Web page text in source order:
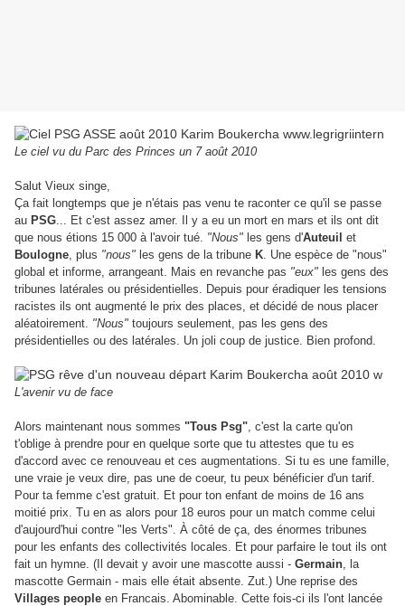
Le ciel vu du Parc des Princes un 7 août 2010
Salut Vieux singe,
Ça fait longtemps que je n'étais pas venu te raconter ce qu'il se passe
au PSG... Et c'est assez amer.
Il y a eu un mort en mars et ils ont dit
que nous étions 15 000 à l'avoir tué. "Nous" les gens d'Auteuil et
Boulogne, plus "nous" les gens de la tribune K. Une espèce de "nous"
global et informe, arrangeant. Mais en revanche pas "eux" les gens des
tribunes latérales ou présidentielles. Depuis pour éradiquer les tensions
racistes ils ont augmenté le prix des places, et décidé de nous placer
aléatoirement. "Nous" toujours seulement, pas les gens des
présidentielles ou des latérales. Un joli coup de justice. Bien profond.
L'avenir vu de face
Alors maintenant nous sommes "Tous Psg", c'est la carte qu'on
t'oblige à prendre pour en quelque sorte que tu attestes que tu es
d'accord avec ce renouveau et ces augmentations. Si tu es une famille,
une vraie je veux dire, pas une de coeur, tu peux bénéficier d'un tarif.
Pour ta femme c'est gratuit. Et pour ton enfant de moins de 16 ans
moitié prix. Tu en as alors pour 18 euros pour un match comme celui
d'aujourd'hui contre "les Verts". À côté de ça, des énormes tribunes
pour les enfants des collectivités locales. Et pour parfaire le tout ils ont
fait un hymne. (Il devait y avoir une mascotte aussi - Germain, la
mascotte Germain - mais elle était absente. Zut.) Une reprise des
Villages people en Francais. Abominable. Cette fois-ci ils l'ont lancée